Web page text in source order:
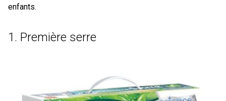
enfants.
1. Première serre